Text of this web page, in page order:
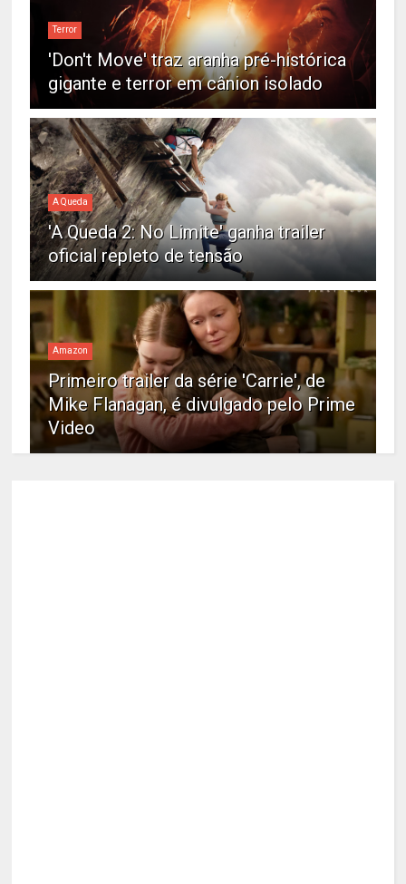
Terror
'Don't Move' traz aranha pré-histórica
gigante e terror em cânion isolado
A Queda
'A Queda 2: No Limite' ganha trailer
oficial repleto de tensão
Amazon
Primeiro trailer da série 'Carrie', de
Mike Flanagan, é divulgado pelo Prime
Video